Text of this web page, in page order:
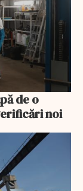
de o
noi